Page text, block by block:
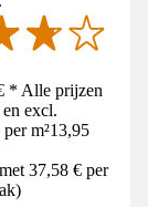
* Alle prijzen
excl.
m²13,95
37,58 € per
)